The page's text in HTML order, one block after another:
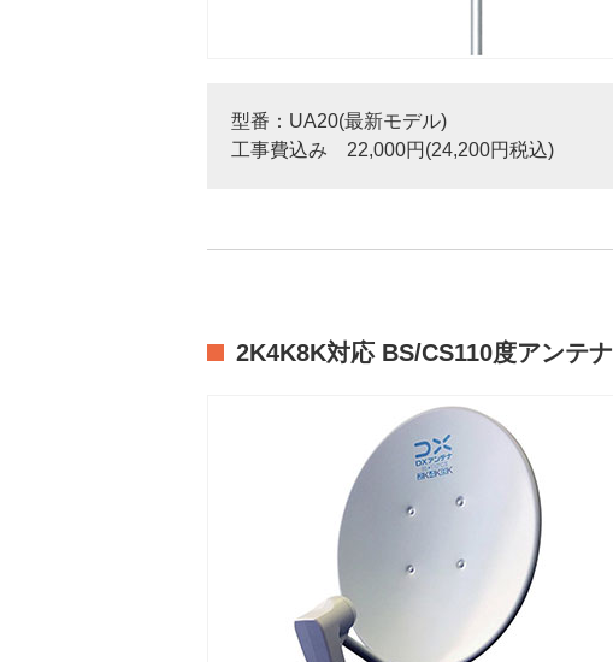
型番：UA20(最新モデル)
工事費込み 22,000円(24,200円税込)
2K4K8K対応 BS/CS110度アンテナ